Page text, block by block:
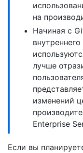
на
Начиная с
лучше
изменений
Enterprise
Если вы